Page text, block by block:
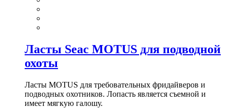
Ласты Seac MOTUS для подводной
охоты
Ласты MOTUS для требовательных фридайверов и
подводных охотников. Лопасть является съемной и
имеет мягкую галошу.